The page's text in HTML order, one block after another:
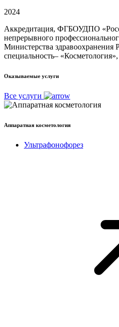
2024
Аккредитация, ФГБОУДПО
непрерывного
Министерства здравоохранения
специальность–
Оказываемые услуги
Все услуги
Аппаратная косметология
Ультрафонофорез